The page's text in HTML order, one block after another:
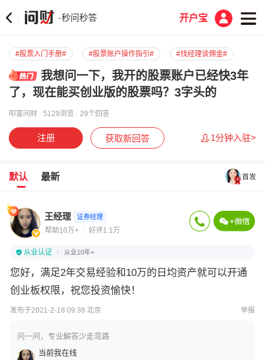
·秒问秒答 开户宝
#股票入门手册# #股票账户操作指引# #找经理谈佣金#
我想问一下，我开的股票账户已经快3年
了，现在能买创业版的股票吗？3字头的
叩富问财 · 5129浏览 · 29个回答
注册 获取新回答 1分钟入驻>
默认 最新 首发
王经理 证券经理
帮助10万+ 好评1.1万
从业认证 从业10年+
您好，满足2年交易经验和10万的日均资产就可以开通
创业板权限，祝您投资愉快！
发布于2021-2-18 09:38 北京 举报
问一问，专业解答少走弯路
当前我在线